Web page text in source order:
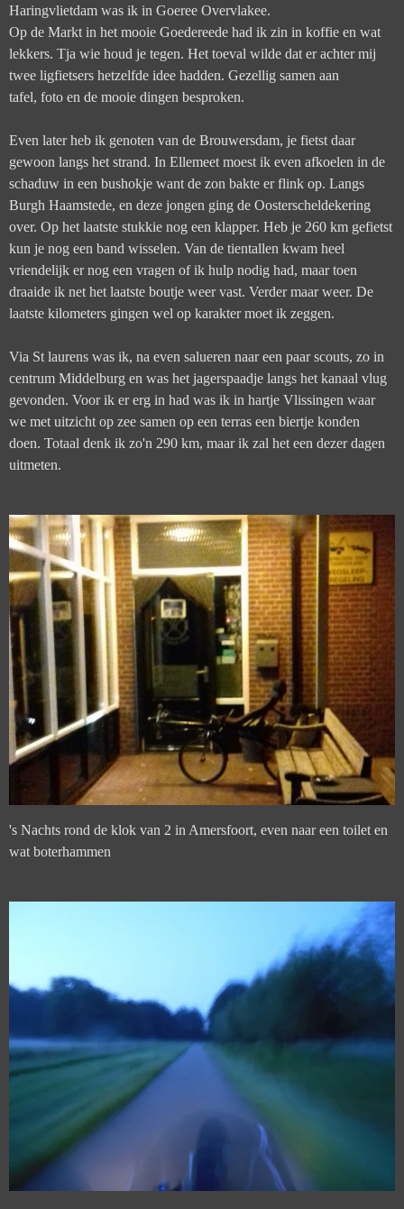
Haringvlietdam was ik in Goeree Overvlakee.
Op de Markt in het mooie Goedereede had ik zin in koffie en wat
lekkers. Tja wie houd je tegen. Het toeval wilde dat er achter mij
twee ligfietsers hetzelfde idee hadden. Gezellig samen aan
tafel, foto en de mooie dingen besproken.
Even later heb ik genoten van de Brouwersdam, je fietst daar
gewoon langs het strand. In Ellemeet moest ik even afkoelen in de
schaduw in een bushokje want de zon bakte er flink op. Langs
Burgh Haamstede, en deze jongen ging de Oosterscheldekering
over. Op het laatste stukkie nog een klapper. Heb je 260 km gefietst
kun je nog een band wisselen. Van de tientallen kwam heel
vriendelijk er nog een vragen of ik hulp nodig had, maar toen
draaide ik net het laatste boutje weer vast. Verder maar weer. De
laatste kilometers gingen wel op karakter moet ik zeggen.
Via St laurens was ik, na even salueren naar een paar scouts, zo in
centrum Middelburg en was het jagerspaadje langs het kanaal vlug
gevonden. Voor ik er erg in had was ik in hartje Vlissingen waar
we met uitzicht op zee samen op een terras een biertje konden
doen. Totaal denk ik zo'n 290 km, maar ik zal het een dezer dagen
uitmeten.
's Nachts rond de klok van 2 in Amersfoort, even naar een toilet en
wat boterhammen